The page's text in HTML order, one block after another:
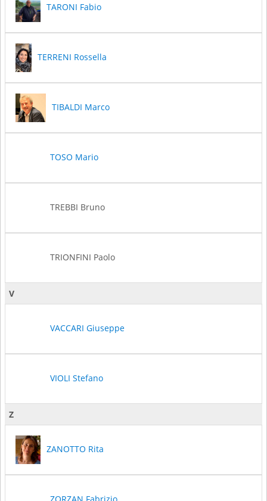
TARONI Fabio
TERRENI Rossella
TIBALDI Marco
TOSO Mario
TREBBI Bruno
TRIONFINI Paolo
V
VACCARI Giuseppe
VIOLI Stefano
Z
ZANOTTO Rita